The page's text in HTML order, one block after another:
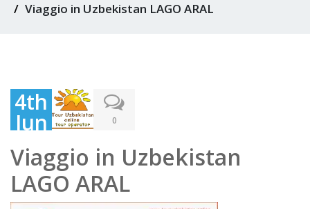
Viaggio in Uzbekistan LAGO ARAL
4th
Jun
e
202
0
0
Viaggio in Uzbekistan
LAGO ARAL